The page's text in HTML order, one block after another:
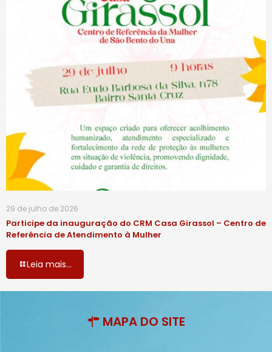
29 de julho de 2026
Participe da inauguração do CRM Casa Girassol – Centro de
Referência de Atendimento à Mulher
Leia mais...
MAPA DO SITE